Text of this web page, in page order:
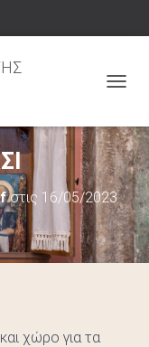
Α
Λ
Λ
Α
Γ
Ή
Π
στις 16/05/2023
χώρο για τα